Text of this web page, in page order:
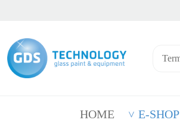
HOME E-SHOP